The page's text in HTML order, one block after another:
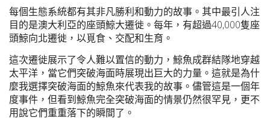
每個生態系統都有其非凡勝利和動力的故事。其中最引人注
目的是澳大利亞的座頭鯨大遷徙。每年，有超過40,000隻座
頭鯨向北遷徙，以覓食、交配和生育。
這次遷徙展示了令人難以置信的動力，鯨魚成群結隊地穿越
太平洋，當它們突破海面時展現出巨大的力量。這就是為什
麼我選擇突破海面的鯨魚來代表我的故事。儘管這是一個年
度事件，但看到鯨魚完全突破海面的情景仍然很罕見，更不
用說它們重重落下的瞬間了。​